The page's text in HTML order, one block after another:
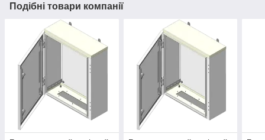
Подібні товари компанії